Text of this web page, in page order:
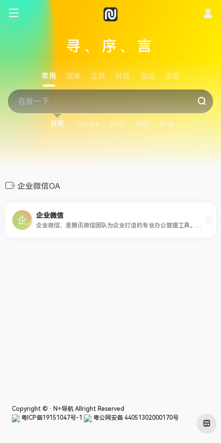
寻、序、言
常用 搜索 工具 社区 生活 求职
百度 Google 站内 淘宝 Bing
企业微信OA
企业微信
Copyright © · N+导航 Allright Reserved
粤ICP备19151047号-1
粤公网安备 44051302000170号